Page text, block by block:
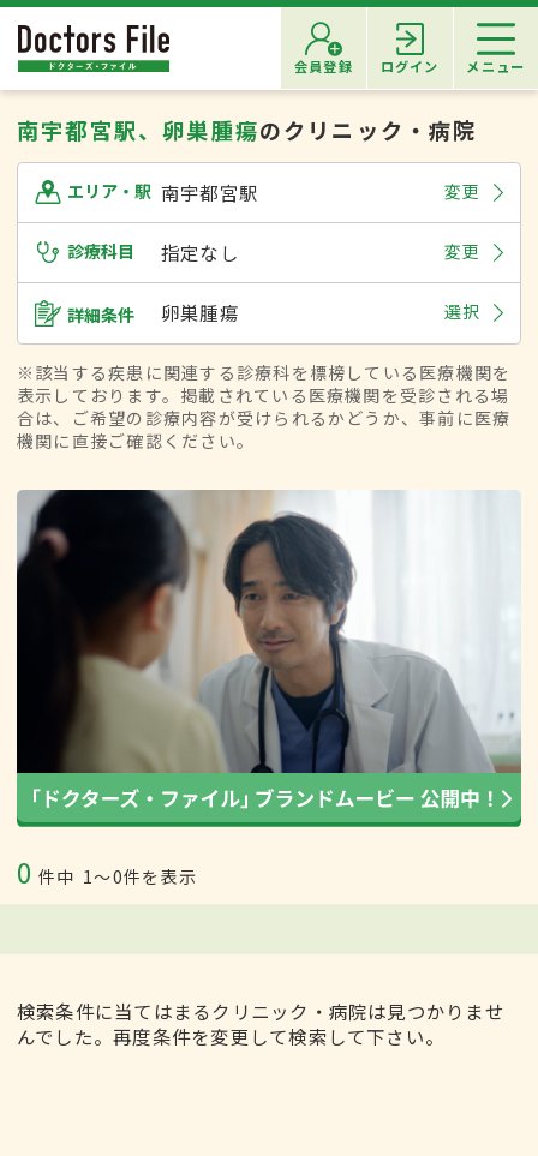
会員登録 ログイン メニュー
南宇都宮駅、卵巣腫瘍のクリニック・病院
エリア・駅 南宇都宮駅 変更
診療科目 指定なし 変更
詳細条件 卵巣腫瘍 選択
※該当する疾患に関連する診療科を標榜している医療機関を
表示しております。掲載されている医療機関を受診される場
合は、ご希望の診療内容が受けられるかどうか、事前に医療
機関に直接ご確認ください。
0 件中 1〜0件を表示
検索条件に当てはまるクリニック・病院は見つかりませ
んでした。再度条件を変更して検索して下さい。